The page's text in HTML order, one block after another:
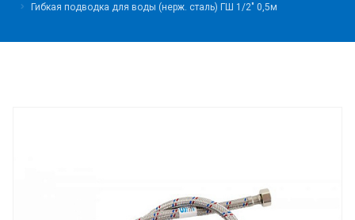
Гибкая подводка для воды (нерж. сталь) ГШ 1/2" 0,5м